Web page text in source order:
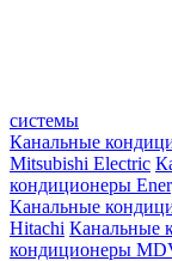
системы
Канальные
Mitsubishi Electric
кондиционеры
Канальные
Hitachi Канальные
кондиционеры